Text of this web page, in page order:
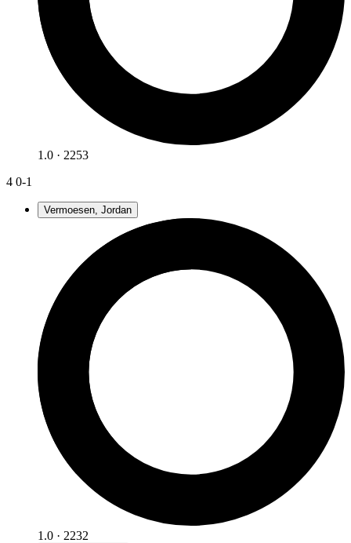
1.0 · 2253
4 0-1
Vermoesen, Jordan
1.0 · 2232